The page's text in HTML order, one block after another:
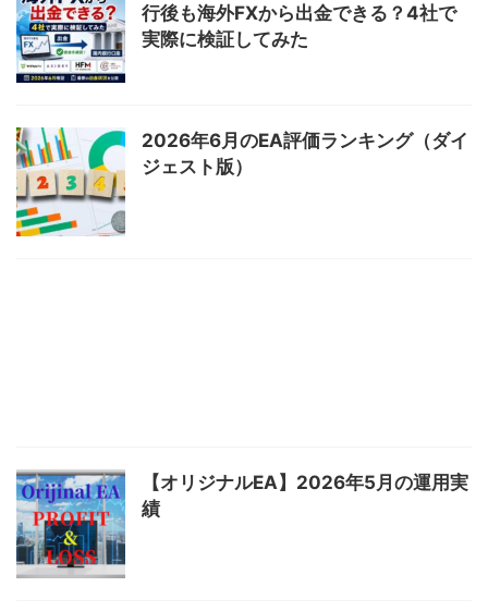
行後も海外FXから出金できる？4社で
実際に検証してみた
2026年6月のEA評価ランキング（ダイ
ジェスト版）
【オリジナルEA】2026年5月の運用実
績